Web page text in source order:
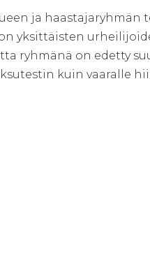
ja
yksittäisten
ryhmänä on edetty
kuin vaaralle